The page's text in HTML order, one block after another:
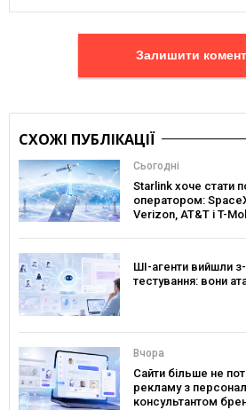
Залишити
СХОЖІ ПУБЛІКАЦІЇ
Сьогодні
Starlink хоче стати
оператором:
Verizon, AT&T і T-
ШІ-агенти вийшли
тестування: вони
Вчора
Сайти більше не
рекламу з
консультантом